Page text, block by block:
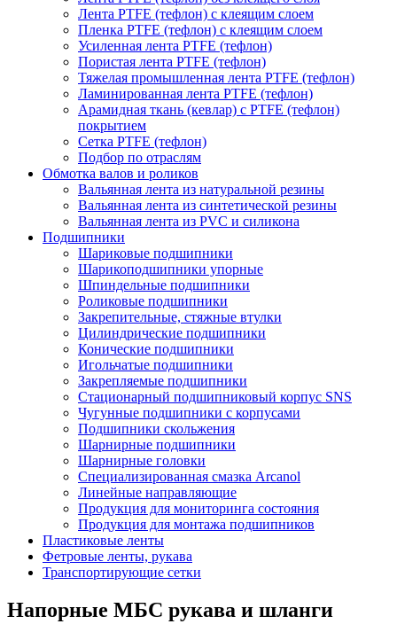
Лента PTFE (тефлон) с клеящим слоем
Пленка PTFE (тефлон) с клеящим слоем
Усиленная лента PTFE (тефлон)
Пористая лента PTFE (тефлон)
Тяжелая промышленная лента PTFE (тефлон)
Ламинированная лента PTFE (тефлон)
Арамидная ткань (кевлар) с PTFE (тефлон)
покрытием
Сетка PTFE (тефлон)
Подбор по отраслям
Обмотка валов и роликов
Вальянная лента из натуральной резины
Вальянная лента из синтетической резины
Вальянная лента из PVC и силикона
Подшипники
Шариковые подшипники
Шарикоподшипники упорные
Шпиндельные подшипники
Роликовые подшипники
Закрепительные, стяжные втулки
Цилиндрические подшипники
Конические подшипники
Игольчатые подшипники
Закрепляемые подшипники
Стационарный подшипниковый корпус SNS
Чугунные подшипники с корпусами
Подшипники скольжения
Шарнирные подшипники
Шарнирные головки
Специализированная смазка Arcanol
Линейные направляющие
Продукция для мониторинга состояния
Продукция для монтажа подшипников
Пластиковые ленты
Фетровые ленты, рукава
Транспортирующие сетки
Напорные МБС рукава и шланги